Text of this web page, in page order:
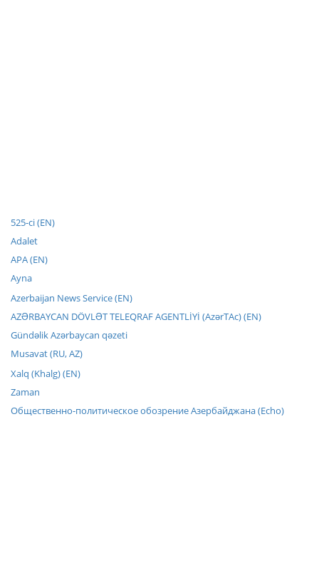
525-ci (EN)
Adalet
APA (EN)
Ayna
Azerbaijan News Service (EN)
AZƏRBAYCAN DÖVLƏT TELEQRAF AGENTLİYİ (AzərTAc) (EN)
Gündəlik Azərbaycan qəzeti
Musavat (RU, AZ)
Xalq (Khalg) (EN)
Zaman
Общественно-политическое обозрение Азербайджана (Echo)